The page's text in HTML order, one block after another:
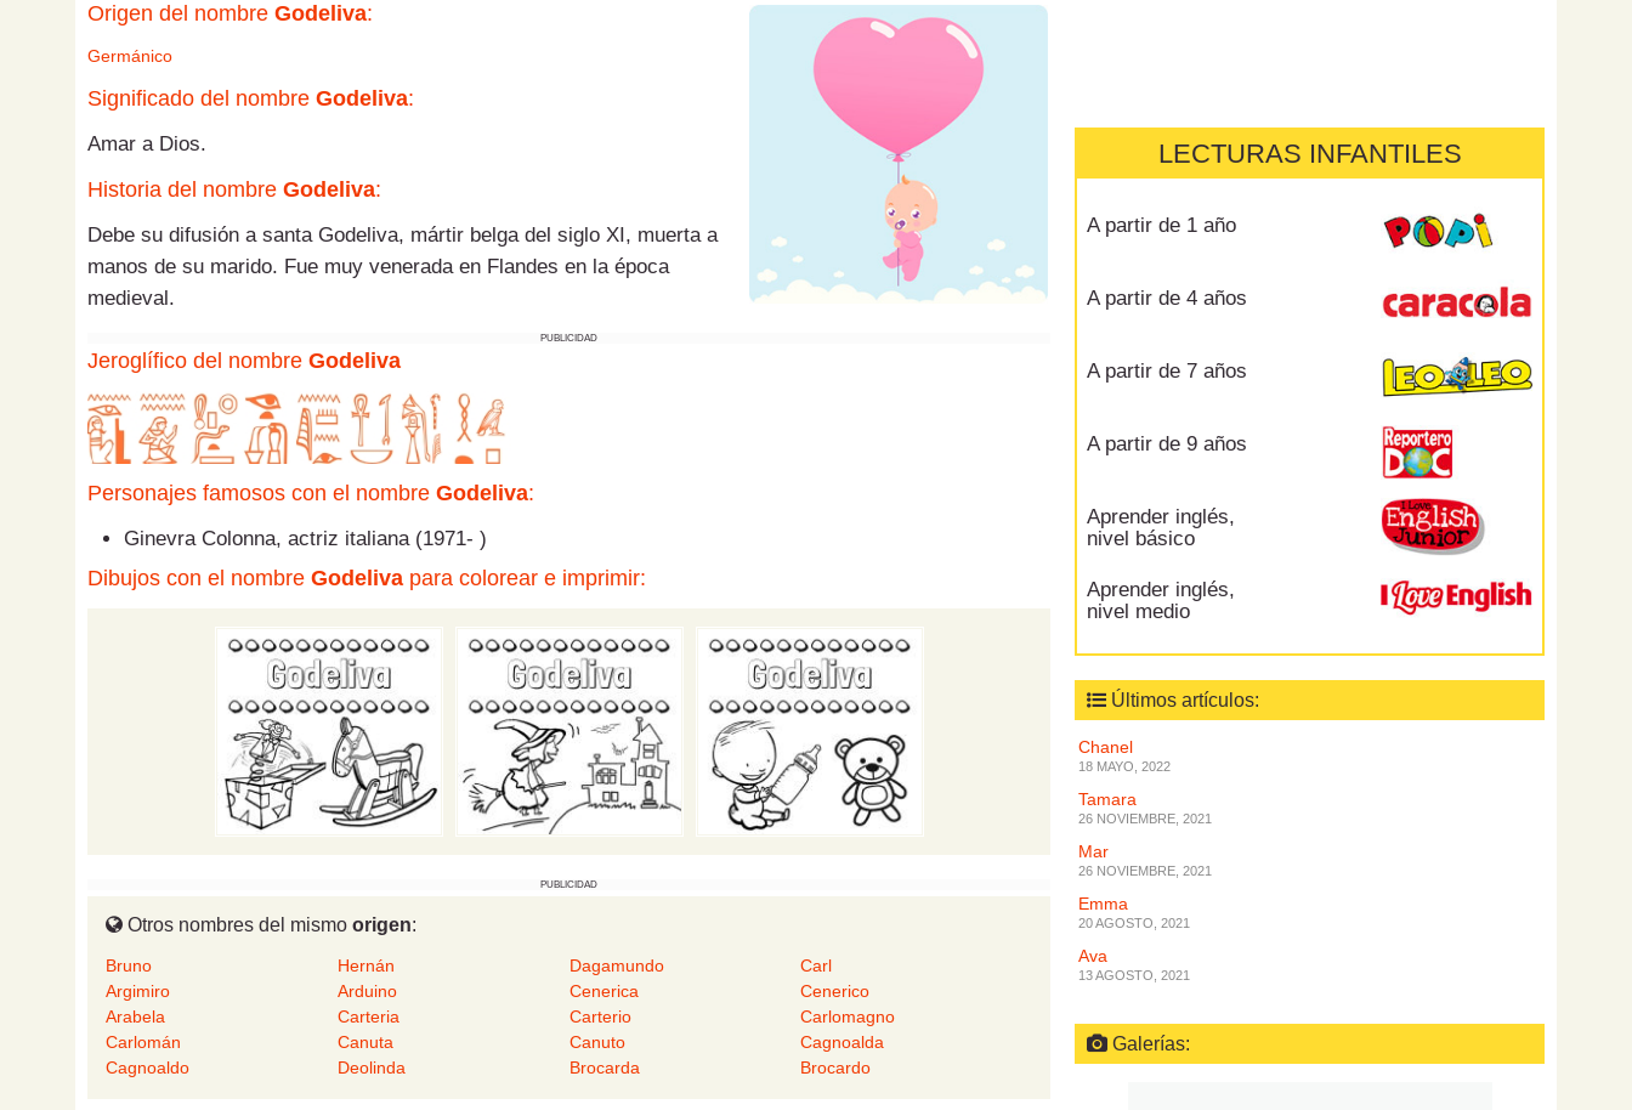
Origen del nombre Godeliva:
Germánico
Significado del nombre Godeliva:
Amar a Dios.
Historia del nombre Godeliva:
Debe su difusión a santa Godeliva, mártir belga del siglo XI, muerta a
manos de su marido. Fue muy venerada en Flandes en la época
medieval.
PUBLICIDAD
Jeroglífico del nombre Godeliva
Personajes famosos con el nombre Godeliva:
Ginevra Colonna, actriz italiana (1971- )
Dibujos con el nombre Godeliva para colorear e imprimir:
PUBLICIDAD
Otros nombres del mismo origen:
Bruno Hernán Dagamundo
Carl
Argimiro
Arduino Cenerica
Cenerico
Arabela
Carteria Carterio
Carlomagno
Carlomán
Canuta Canuto
Cagnoalda
Cagnoaldo
Deolinda Brocarda Brocardo
LECTURAS INFANTILES
A partir de 1 año
A partir de 4 años
A partir de 7 años
A partir de 9 años
Aprender inglés,
nivel básico
Aprender inglés,
nivel medio
Últimos artículos:
Chanel
18 MAYO, 2022
Tamara
26 NOVIEMBRE, 2021
Mar
26 NOVIEMBRE, 2021
Emma
20 AGOSTO, 2021
Ava
13 AGOSTO, 2021
Galerías: